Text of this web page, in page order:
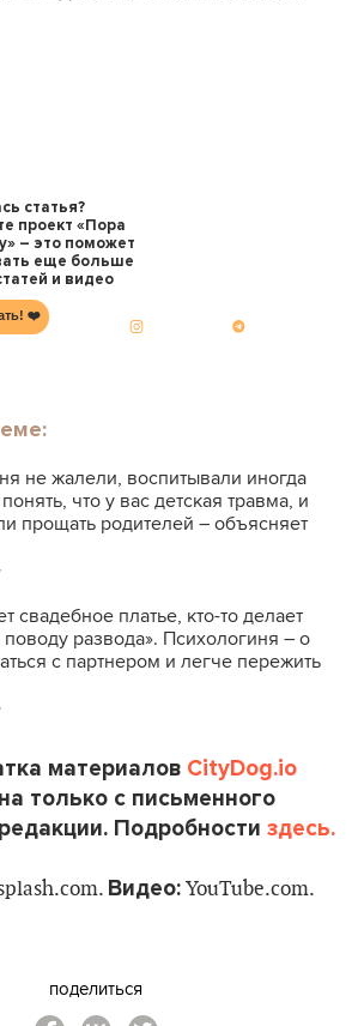
статья?
проект «Пора
– это поможет
еще больше
и видео
❤️
не жалели, воспитывали иногда
что у вас детская травма, и
прощать родителей – объясняет
свадебное платье, кто-то делает
развода». Психологиня – о
с партнером и легче пережить
материалов CityDog.io
только с письменного
Подробности здесь.
Видео: YouTube.com.
поделиться